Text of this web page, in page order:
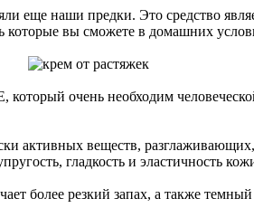
еще наши предки. Это средство
которые вы сможете в домашних
который очень необходим
активных веществ,
гладкость и эластичность
более резкий запах, а также темный